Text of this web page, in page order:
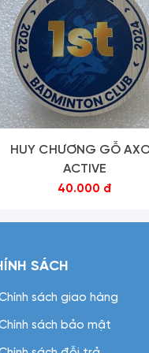
HUY CHƯƠNG GỖ
ACTIVE
40.000 đ
SÁCH
sách giao hàng
sách bảo mật